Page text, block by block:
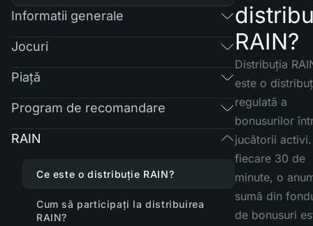
Informatii generale
Jocuri
Piaţă
Program de recomandare
RAIN
Ce este o distribuție RAIN?
Cum să participați la distribuirea
RAIN?
RAIN?
Distribuția
este o
regulată a
bonusurilor
jucătorii
fiecare 30 de
minute, o
sumă din
de bonusuri